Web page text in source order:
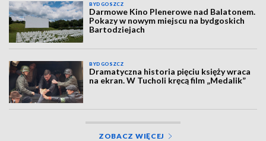
BYDGOSZCZ
Darmowe Kino Plenerowe nad Balatonem.
Pokazy w nowym miejscu na bydgoskich
Bartodziejach
BYDGOSZCZ
Dramatyczna historia pięciu księży wraca
na ekran. W Tucholi kręcą film „Medalik”
ZOBACZ WIĘCEJ